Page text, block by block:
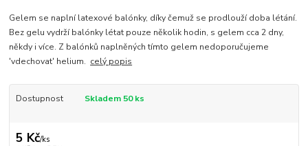
Gelem se naplní latexové balónky, díky čemuž se prodlouží doba létání.
Bez gelu vydrží balónky létat pouze několik hodin, s gelem cca 2 dny,
někdy i více. Z balónků naplněných tímto gelem nedoporučujeme
'vdechovat' helium. celý popis
Dostupnost Skladem 50 ks
5 Kč/ks